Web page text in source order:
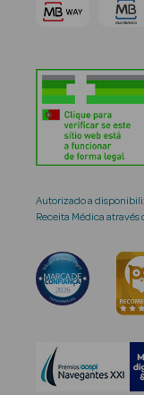
Autorizado a
Receita Médica através